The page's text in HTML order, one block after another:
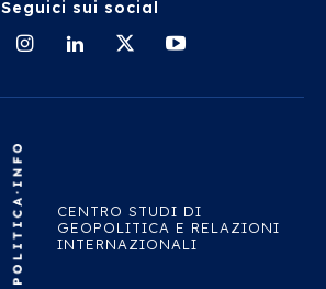
Seguici sui social
CENTRO STUDI DI
GEOPOLITICA E RELAZIONI
INTERNAZIONALI